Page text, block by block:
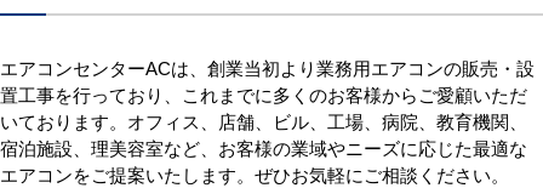
エアコンセンターACは、創業当初より業務用エアコンの販売・設
置工事を行っており、これまでに多くのお客様からご愛顧いただ
いております。オフィス、店舗、ビル、工場、病院、教育機関、
宿泊施設、理美容室など、お客様の業域やニーズに応じた最適な
エアコンをご提案いたします。ぜひお気軽にご相談ください。